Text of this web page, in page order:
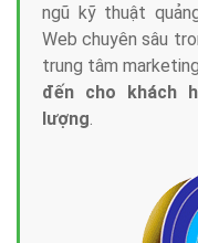
ngũ kỹ thuật
Web chuyên sâu
trung tâm
đến cho khách
lượng.